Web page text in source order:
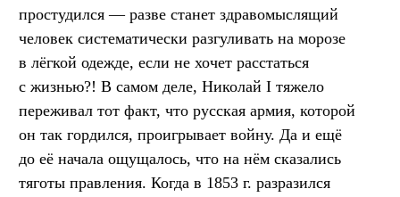
простудился — разве станет здравомыслящий
человек систематически разгуливать на морозе
в лёгкой одежде, если не хочет расстаться
с жизнью?! В самом деле, Николай I тяжело
переживал тот факт, что русская армия, которой
он так гордился, проигрывает войну. Да и ещё
до её начала ощущалось, что на нём сказались
тяготы правления. Когда в 1853 г. разразился